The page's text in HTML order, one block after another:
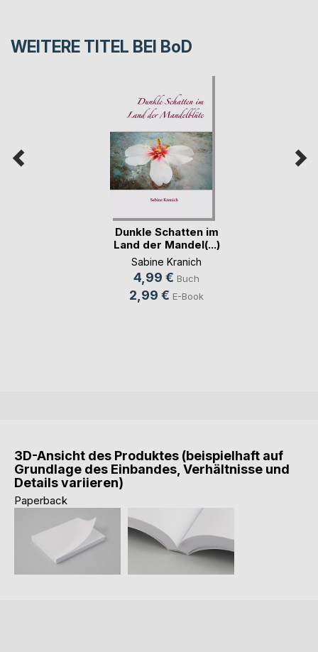
WEITERE TITEL BEI BoD
Dunkle Schatten im
Land der Mandel(...)
Sabine Kranich
4,99 € Buch
2,99 € E-Book
3D-Ansicht des Produktes (beispielhaft auf
Grundlage des Einbandes, Verhältnisse und
Details variieren)
Paperback